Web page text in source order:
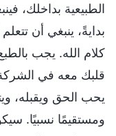
الطبيعية بداخلك،
بدايةً، ينبغي أن
كلام الله. يجب
قلبك معه في
يحب الحق ويقبله،
ومستقيمًا نسبيًا.